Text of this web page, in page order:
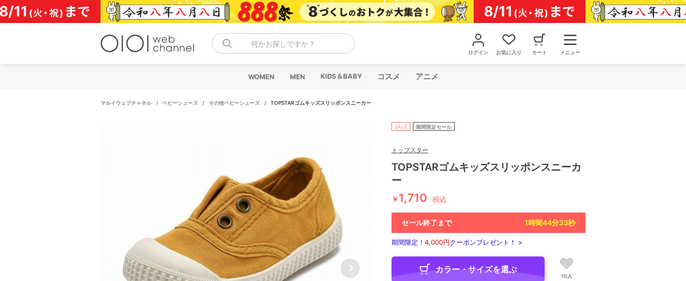
コ
ン
テ
何かお探しですか？
ログイン お気に入り カート メニュー
WOMEN MEN KIDS＆BABY コスメ アニメ
マルイウェブチャネル / ベビーシューズ / その他ベビーシューズ / TOPSTARゴムキッズスリッポンスニーカー
SALE 期間限定セール
トップスター
TOPSTARゴムキッズスリッポンスニーカ
ー
￥1,710 税込
セール終了まで 1時間44分32秒
期間限定！ 4,000円クーポンプレゼント！ >
カラー・サイズを選ぶ
10人